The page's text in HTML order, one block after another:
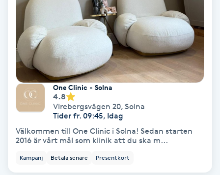
Hårbottenbehandling
Hårförlängning
Hårvård
Hälsa
Hälsprickor
Idrottsmassage
One Clinic - Solna
4.8
Virebergsvägen 20, Solna
Tider fr. 09:45, Idag
Välkommen till One Clinic i Solna! Sedan starten
2016 är vårt mål som klinik att du ska m...
Kampanj Betala senare Presentkort